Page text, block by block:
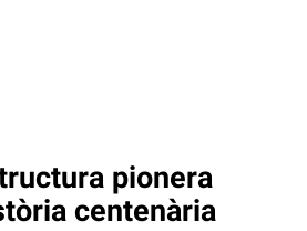
pionera
centenària